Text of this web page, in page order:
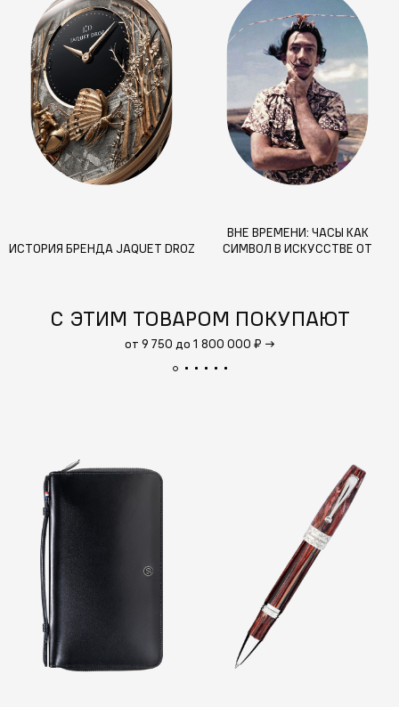
ИСТОРИЯ БРЕНДА JAQUET DROZ
ВНЕ ВРЕМЕНИ: ЧАСЫ КАК
СИМВОЛ В ИСКУССТВЕ ОТ
С ЭТИМ ТОВАРОМ ПОКУПАЮТ
от 9 750 до 1 800 000 ₽ →